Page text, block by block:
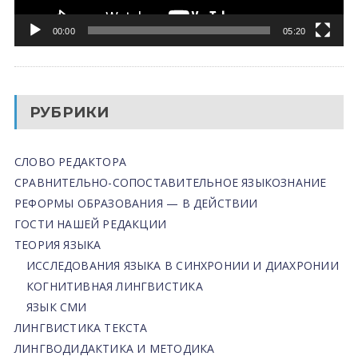
00:00 05:20
РУБРИКИ
СЛОВО РЕДАКТОРА
СРАВНИТЕЛЬНО-СОПОСТАВИТЕЛЬНОЕ ЯЗЫКОЗНАНИЕ
РЕФОРМЫ ОБРАЗОВАНИЯ — В ДЕЙСТВИИ
ГОСТИ НАШЕЙ РЕДАКЦИИ
ТЕОРИЯ ЯЗЫКА
ИССЛЕДОВАНИЯ ЯЗЫКА В СИНХРОНИИ И ДИАХРОНИИ
КОГНИТИВНАЯ ЛИНГВИСТИКА
ЯЗЫК СМИ
ЛИНГВИСТИКА ТЕКСТА
ЛИНГВОДИДАКТИКА И МЕТОДИКА